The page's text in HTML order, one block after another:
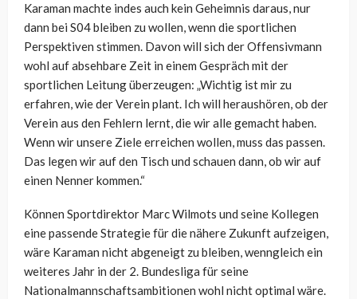
Karaman machte indes auch kein Geheimnis daraus, nur
dann bei S04 bleiben zu wollen, wenn die sportlichen
Perspektiven stimmen. Davon will sich der Offensivmann
wohl auf absehbare Zeit in einem Gespräch mit der
sportlichen Leitung überzeugen: „Wichtig ist mir zu
erfahren, wie der Verein plant. Ich will heraushören, ob der
Verein aus den Fehlern lernt, die wir alle gemacht haben.
Wenn wir unsere Ziele erreichen wollen, muss das passen.
Das legen wir auf den Tisch und schauen dann, ob wir auf
einen Nenner kommen.“
Können Sportdirektor Marc Wilmots und seine Kollegen
eine passende Strategie für die nähere Zukunft aufzeigen,
wäre Karaman nicht abgeneigt zu bleiben, wenngleich ein
weiteres Jahr in der 2. Bundesliga für seine
Nationalmannschaftsambitionen wohl nicht optimal wäre.